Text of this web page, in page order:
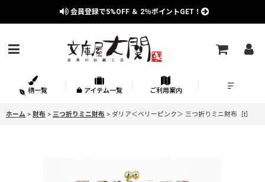
会員登録で5%OFF ＆ 2％ポイントGET！
柄一覧 アイテム一覧 ご利用案内
ホーム > 財布 > 三つ折りミニ財布 > ダリア＜ベリーピンク＞ 三つ折りミニ財布［t］